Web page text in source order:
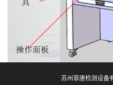
苏州菲唐检测设备